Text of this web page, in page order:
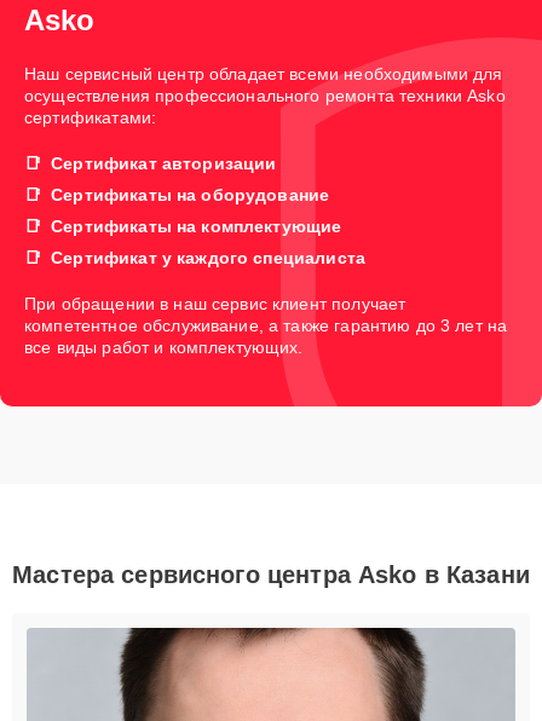
Asko
Наш сервисный центр обладает всеми необходимыми для
осуществления профессионального ремонта техники Asko
сертификатами:
Сертификат авторизации
Сертификаты на оборудование
Сертификаты на комплектующие
Сертификат у каждого специалиста
При обращении в наш сервис клиент получает
компетентное обслуживание, а также гарантию до 3 лет на
все виды работ и комплектующих.
Мастера сервисного центра Asko в Казани